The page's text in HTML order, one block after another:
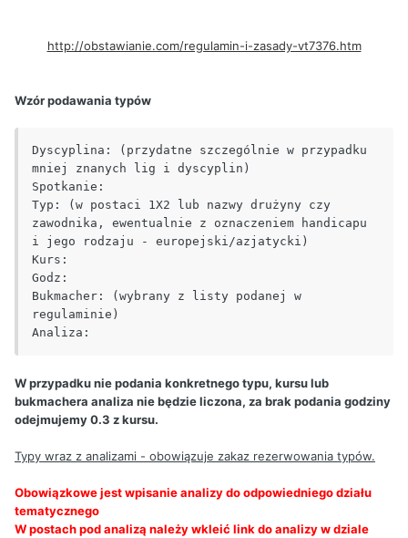
http://obstawianie.com/regulamin-i-zasady-vt7376.htm
Wzór podawania typów
Dyscyplina: (przydatne szczególnie w przypadku
mniej znanych lig i dyscyplin)
Spotkanie:
Typ: (w postaci 1X2 lub nazwy drużyny czy
zawodnika, ewentualnie z oznaczeniem handicapu
i jego rodzaju - europejski/azjatycki)
Kurs:
Godz:
Bukmacher: (wybrany z listy podanej w
regulaminie)
Analiza:
W przypadku nie podania konkretnego typu, kursu lub
bukmachera analiza nie będzie liczona, za brak podania godziny
odejmujemy 0.3 z kursu.
Typy wraz z analizami - obowiązuje zakaz rezerwowania typów.
Obowiązkowe jest wpisanie analizy do odpowiedniego działu
tematycznego
W postach pod analizą należy wkleić link do analizy w dziale